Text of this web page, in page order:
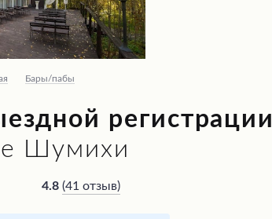
Бары/пабы
регистрации
Шумихи
4.8 (41 отзыв)